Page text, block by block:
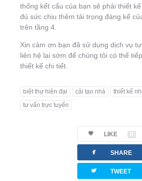
thống kết cấu của bạn sẽ phải thiết
đủ sức chịu thêm tải trọng đáng kể
trên tầng 4.
Xin cảm ơn bạn đã sử dụng dịch vụ
liên hệ lại sớm để chúng tôi có thể
thiết kế chi tiết.
biệt thự hiện đại cải tạo nhà
thiết kế
tư vấn trực tuyến
LIKE 0
facebook SHARE
twitterbird TWEET